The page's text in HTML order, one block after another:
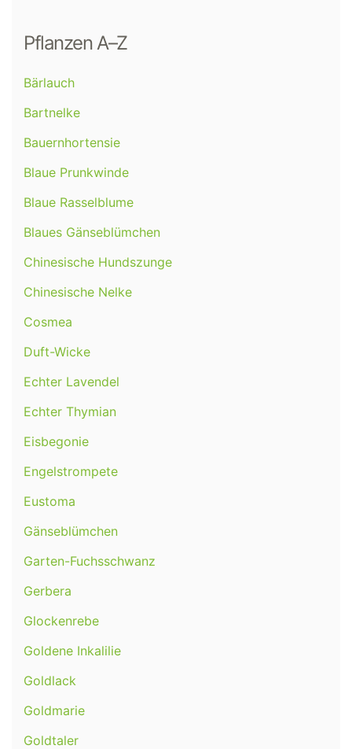
Pflanzen A–Z
Bärlauch
Bartnelke
Bauernhortensie
Blaue Prunkwinde
Blaue Rasselblume
Blaues Gänseblümchen
Chinesische Hundszunge
Chinesische Nelke
Cosmea
Duft-Wicke
Echter Lavendel
Echter Thymian
Eisbegonie
Engelstrompete
Eustoma
Gänseblümchen
Garten-Fuchsschwanz
Gerbera
Glockenrebe
Goldene Inkalilie
Goldlack
Goldmarie
Goldtaler